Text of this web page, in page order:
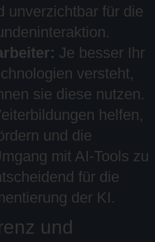
unverzichtbar für die
Je besser Ihr
versteht,
sie diese nutzen.
helfen,
und die
mit AI-Tools zu
für die
der KI.
und